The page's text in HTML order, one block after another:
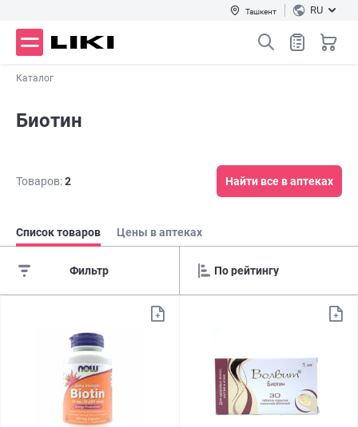
Ташкент RU
Каталог
Биотин
Товаров:2 Найти все в аптеках
Список товаров Цены в аптеках
Фильтр